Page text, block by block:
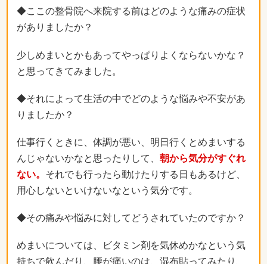
◆ここの整骨院へ来院する前はどのような痛みの症状
がありましたか？
少しめまいとかもあってやっぱりよくならないかな？
と思ってきてみました。
◆それによって生活の中でどのような悩みや不安があ
りましたか？
仕事行くときに、体調が悪い、明日行くとめまいする
んじゃないかなと思ったりして、 朝から気分がすぐれ
ない。 それでも行ったら動けたりする日もあるけど、
用心しないといけないなという気分です。
◆その痛みや悩みに対してどうされていたのですか？
めまいについては、ビタミン剤を気休めかなという気
持ちで飲んだり、腰が痛いのは、湿布貼ってみたり、